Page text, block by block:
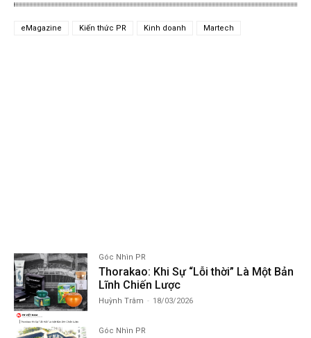
eMagazine Kiến thức PR Kinh doanh Martech
Góc Nhìn PR
Thorakao: Khi Sự “Lỗi thời” Là Một Bản
Lĩnh Chiến Lược
Huỳnh Trâm - 18/03/2026
Góc Nhìn PR